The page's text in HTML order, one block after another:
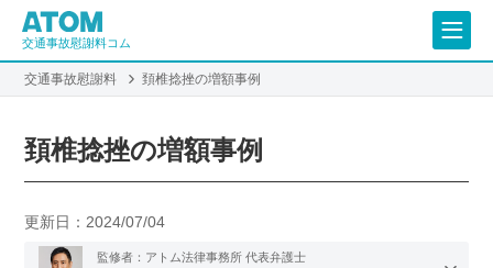
交通事故慰謝料コム
交通事故慰謝料 頚椎捻挫の増額事例
頚椎捻挫の増額事例
更新日： 2024/07/04
監修者：アトム法律事務所 代表弁護士